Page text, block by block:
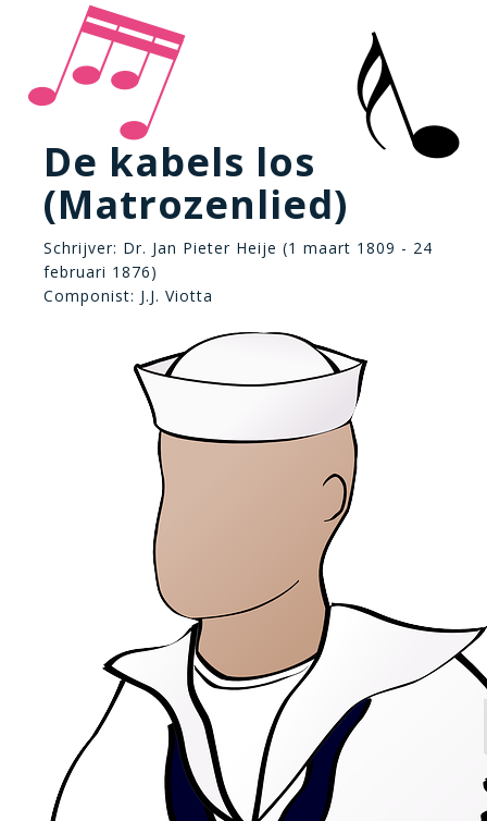
De kabels los
(Matrozenlied)
Schrijver: Dr. Jan Pieter Heije (1 maart 1809 - 24
februari 1876)
Componist: J.J. Viotta